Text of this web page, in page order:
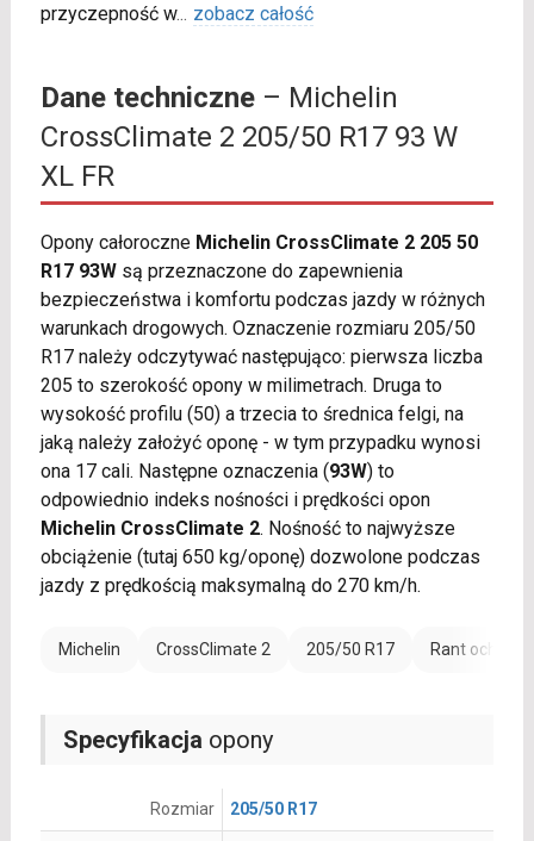
przyczepność w... zobacz całość
Dane techniczne– Michelin
CrossClimate 2 205/50 R17 93 W
XL FR
Opony całoroczne Michelin CrossClimate 2 205 50
R17 93Wsą przeznaczone do zapewnienia
bezpieczeństwa i komfortu podczas jazdy w różnych
warunkach drogowych. Oznaczenie rozmiaru 205/50
R17 należy odczytywać następująco: pierwsza liczba
205 to szerokość opony w milimetrach. Druga to
wysokość profilu (50) a trzecia to średnica felgi, na
jaką należy założyć oponę - w tym przypadku wynosi
ona 17 cali. Następne oznaczenia (93W) to
odpowiednio indeks nośności i prędkości opon
Michelin CrossClimate 2. Nośność to najwyższe
obciążenie (tutaj 650 kg/oponę) dozwolone podczas
jazdy z prędkością maksymalną do 270 km/h.
Michelin CrossClimate 2 205/50 R17 Rant
Specyfikacja opony
Rozmiar 205/50 R17